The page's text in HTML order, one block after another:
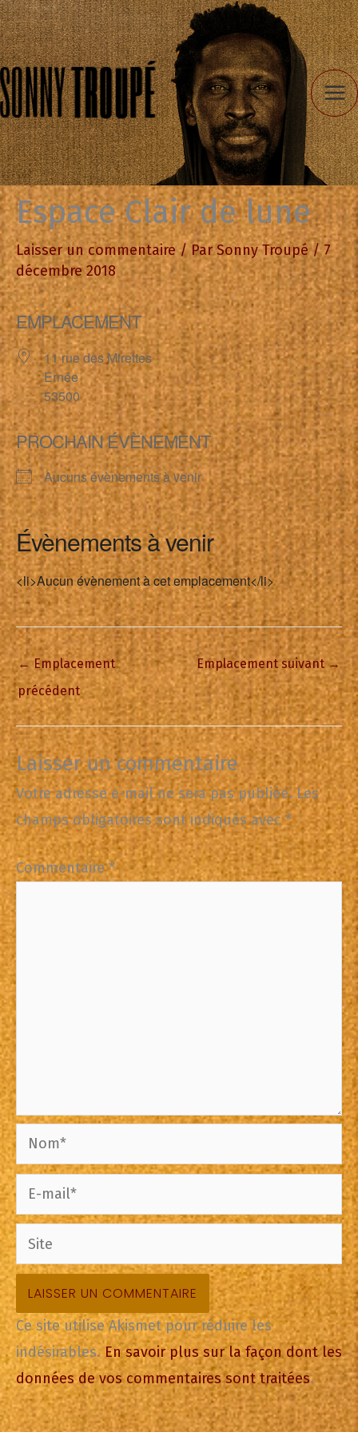
Aller
au
contenu
Espace Clair de lune
Laisser un commentaire / ParSonny Troupé/7
décembre 2018
EMPLACEMENT
11 rue des Mirettes
Ernée
53500
PROCHAIN ÉVÈNEMENT
Aucuns évènements à venir
Évènements à venir
<li>Aucun évènement à cet emplacement</li>
←Emplacement
précédent
Emplacement suivant→
Laisser un commentaire
Votre adresse e-mail ne sera pas publiée. Les
champs obligatoires sont indiqués avec*
Commentaire*
Nom*
mail*
Site
Ce site utilise Akismet pour réduire les
indésirables.En savoir plus sur la façon dont les
données de vos commentaires sont traitées.